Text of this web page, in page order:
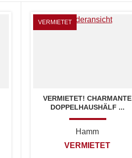
VERMIETET
VERMIETET! CHARMANTE
DOPPELHAUSHÄLF ...
Hamm
VERMIETET